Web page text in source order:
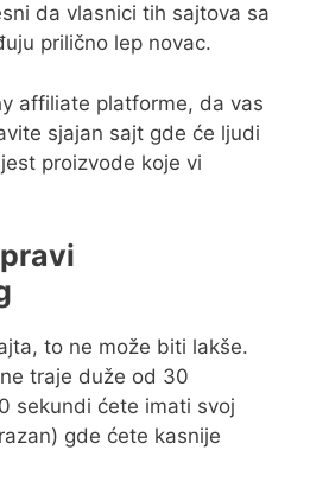
da vlasnici tih sajtova sa
prilično lep novac.
affiliate platforme, da vas
sjajan sajt gde će ljudi
proizvode koje vi
to ne može biti lakše.
traje duže od 30
sekundi ćete imati svoj
gde ćete kasnije